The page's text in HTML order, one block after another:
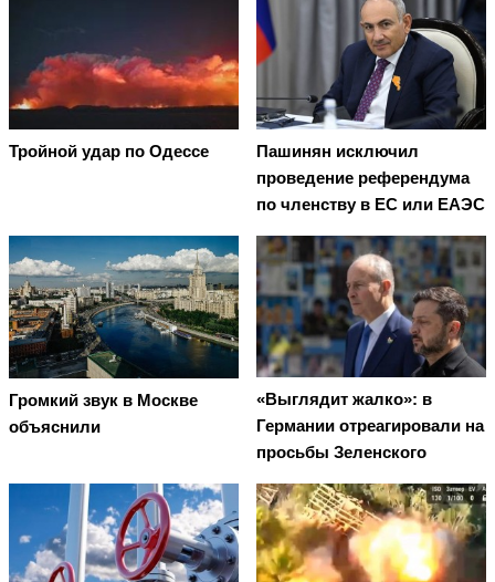
Тройной удар по Одессe
Пашинян исключил
проведение референдума
по членству в ЕС или ЕАЭС
Громкий звук в Москве
объяснили
«Выглядит жалко»: в
Германии отреагировали на
просьбы Зеленского